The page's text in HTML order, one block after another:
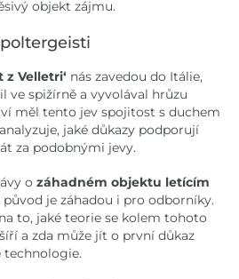
objekt zájmu.
Velletri‘ nás zavedou do Itálie,
ve spižírně a vyvolával hrůzu
měl tento jev spojitost s duchem
jaké důkazy podporují
za podobnými jevy.
o záhadném objektu letícím
původ je záhadou i pro odborníky.
to, jaké teorie se kolem tohoto
a zda může jít o první důkaz
technologie.